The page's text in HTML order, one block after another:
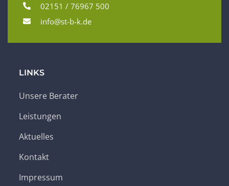
02151 / 76967 500
info@st-b-k.de
LINKS
Unsere Berater
Leistungen
Aktuelles
Kontakt
Impressum